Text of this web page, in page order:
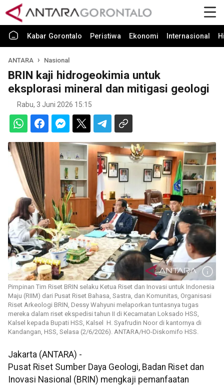
Kabar Gorontalo Peristiwa Ekonomi Internasional
ANTARA Nasional
BRIN kaji hidrogeokimia untuk
eksplorasi mineral dan mitigasi geologi
Rabu, 3 Juni 2026 15:15
Pimpinan Tim Riset BRIN selaku Ketua Riset dan Inovasi untuk Indonesia
Maju (RIIM) dari Pusat Riset Bahasa, Sastra, dan Komunitas, Organisasi
Riset Arkeologi BRIN, Dessy Wahyuni melaporkan tuntasnya tugas
mereka dalam riset ekspedisi tahun II di Kecamatan Loksado HSS,
Kalsel kepada Bupati HSS, Kalsel H. Syafrudin Noor di kantornya di
Kandangan, HSS, Selasa (2/6/2026). ANTARA/HO-Diskomifo HSS.
Jakarta (ANTARA) -
Pusat Riset Sumber Daya Geologi, Badan Riset dan
Inovasi Nasional (BRIN) mengkaji pemanfaatan